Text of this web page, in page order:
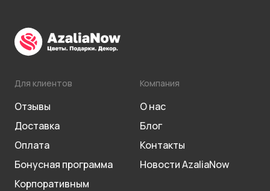
Для клиентов
Отзывы
Доставка
Оплата
Бонусная программа
Корпоративным
Компания
О нас
Блог
Контакты
Новости AzaliaNow